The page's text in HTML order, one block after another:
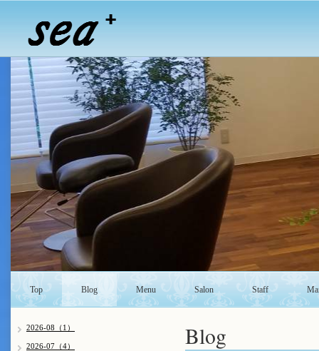
Top Blog Menu Salon Staff
Blog
2026-08（1）
2026-07（4）